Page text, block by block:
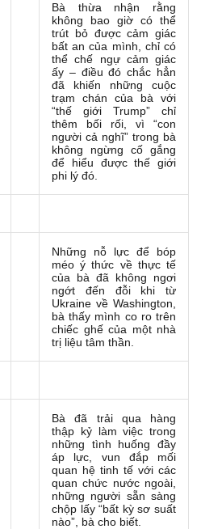
Bà thừa nhận rằng
không bao giờ có thể
trút bỏ được cảm giác
bất an của mình, chỉ có
thể chế ngự cảm giác
ấy – điều đó chắc hẳn
đã khiến những cuộc
trạm chán của bà với
“thế giới Trump” chỉ
thêm bối rối, vì “con
người cả nghĩ” trong bà
không ngừng cố gắng
để hiểu được thế giới
phi lý đó.
Những nỗ lực để bóp
méo ý thức về thực tế
của bà đã không ngơi
ngớt đến đỗi khi từ
Ukraine về Washington,
bà thấy mình co ro trên
chiếc ghế của một nhà
trị liệu tâm thần.
Bà đã trải qua hàng
thập kỷ làm việc trong
những tình huống đầy
áp lực, vun đắp mối
quan hệ tinh tế với các
quan chức nước ngoài,
những người sẵn sàng
chộp lấy “bất kỳ sơ suất
nào”, bà cho biết.